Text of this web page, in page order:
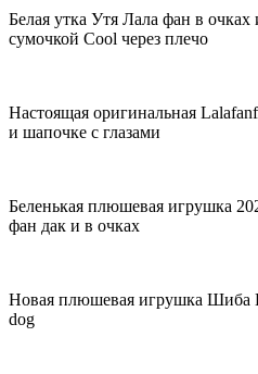
Белая утка Утя Лала фан в
сумочкой Cool через плечо
Настоящая оригинальная
и шапочке с глазами
Беленькая плюшевая игрушка
фан дак и в очках
Новая плюшевая игрушка Шиба
dog